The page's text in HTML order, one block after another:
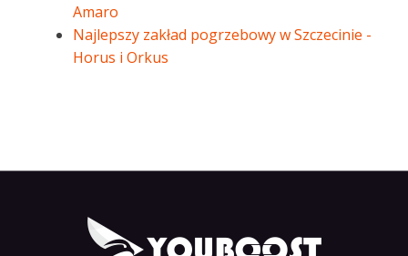
Amaro
Najlepszy zakład pogrzebowy w Szczecinie -
Horus i Orkus